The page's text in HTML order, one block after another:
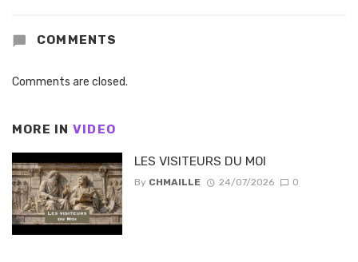
COMMENTS
Comments are closed.
MORE IN VIDEO
LES VISITEURS DU MOI
By CHMAILLE 24/07/2026 0